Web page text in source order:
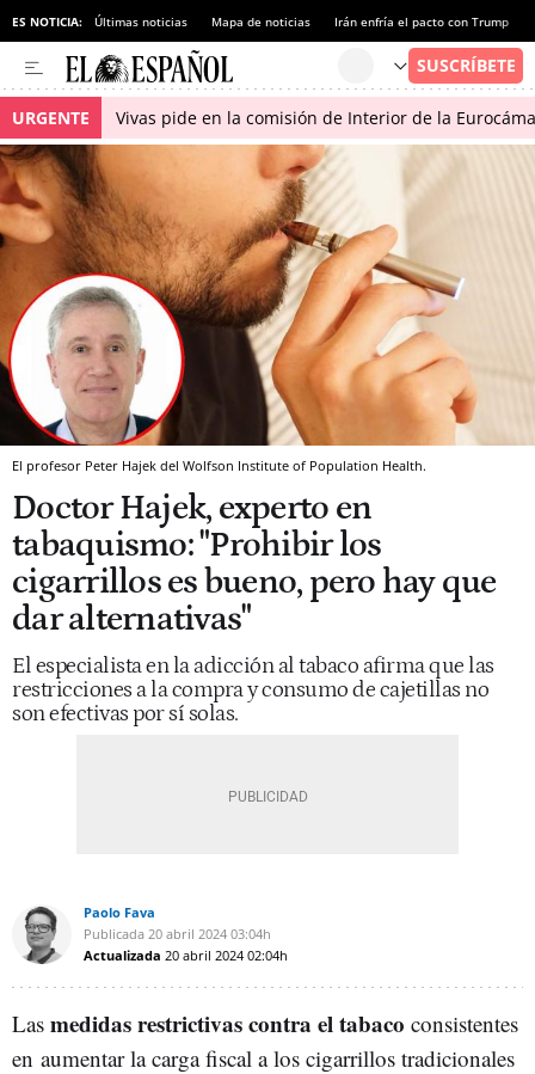
ES NOTICIA: Últimas noticias Mapa de noticias Irán enfría el pacto con Trump
URGENTE Vivas pide en la comisión de Interior de la
El profesor Peter Hajek del Wolfson Institute of Population Health.
Doctor Hajek, experto en
tabaquismo: "Prohibir los
cigarrillos es bueno, pero hay que
dar alternativas"
El especialista en la adicción al tabaco afirma que las
restricciones a la compra y consumo de cajetillas no
son efectivas por sí solas.
Paolo Fava
Publicada 20 abril 2024 03:04h
Actualizada 20 abril 2024 02:04h
Las medidas restrictivas contra el tabaco consistentes
en aumentar la carga fiscal a los cigarrillos tradicionales